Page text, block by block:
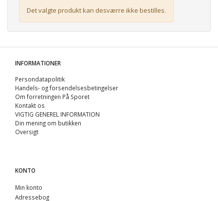
Det valgte produkt kan desværre ikke bestilles.
INFORMATIONER
Persondatapolitik
Handels- og forsendelsesbetingelser
Om forretningen På Sporet
Kontakt os
VIGTIG GENEREL INFORMATION
Din mening om butikken
Oversigt
KONTO
Min konto
Adressebog